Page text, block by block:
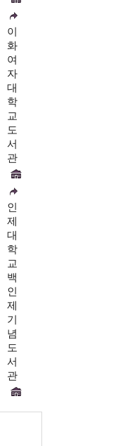
이
화
여
자
대
학
교
도
서
관
인
제
대
학
교
백
인
제
기
념
도
서
관